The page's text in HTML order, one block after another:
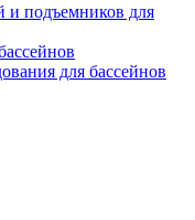
и подъемников для
для бассейнов